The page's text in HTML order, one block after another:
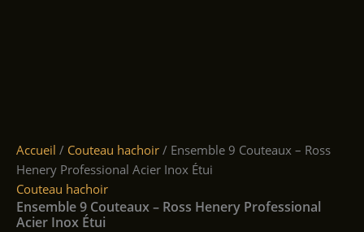
Accueil / Couteau hachoir / Ensemble 9 Couteaux – Ross
Henery Professional Acier Inox Étui
Couteau hachoir
Ensemble 9 Couteaux – Ross Henery Professional
Acier Inox Étui